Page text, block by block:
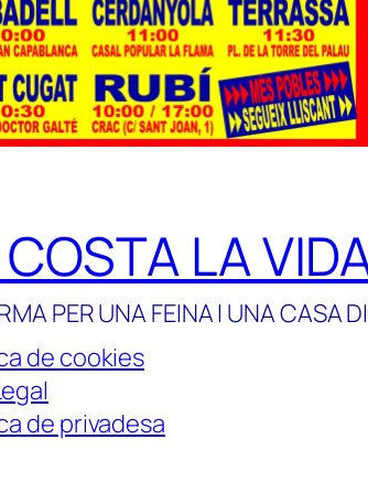
LA
PER UNA FEINA I UNA CASA
de cookies
de privadesa